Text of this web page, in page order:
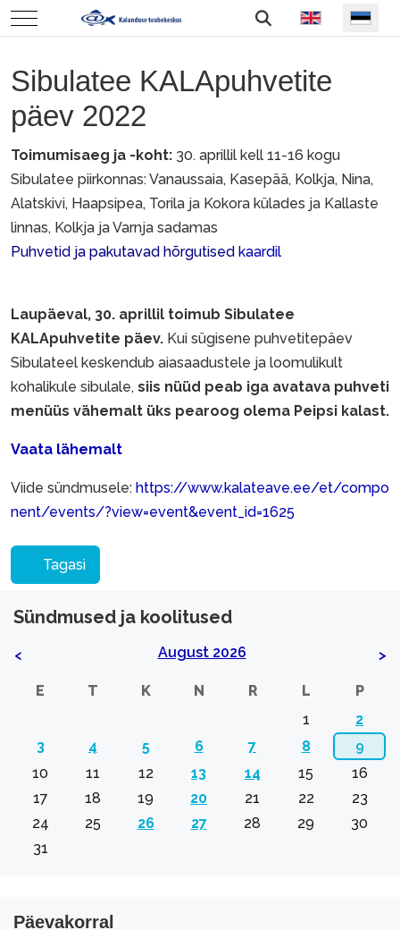
Mobile Menu Toggle Vali keel
Sibulatee KALApuhvetite
päev 2022
Toimumisaeg ja -koht: 30. aprillil kell 11-16 kogu
Sibulatee piirkonnas: Vanaussaia, Kasepää, Kolkja, Nina,
Alatskivi, Haapsipea, Torila ja Kokora külades ja Kallaste
linnas, Kolkja ja Varnja sadamas
Puhvetid ja pakutavad hõrgutised kaardil
Laupäeval, 30. aprillil toimub Sibulatee
KALApuhvetite päev. Kui sügisene puhvetitepäev
Sibulateel keskendub aiasaadustele ja loomulikult
kohalikule sibulale, siis nüüd peab iga avatava puhveti
menüüs vähemalt üks pearoog olema Peipsi kalast.
Vaata lähemalt
Viide sündmusele: https://www.kalateave.ee/et/compo
nent/events/?view=event&event_id=1625
Tagasi
Sündmused ja koolitused
< August 2026 >
E T K N R L
P
1
2
3
4 5 6 7 8
9
10
11 12 13 14 15
16
17
18 19 20 21 22
23
24
25 26 27 28 29
30
31
Päevakorral